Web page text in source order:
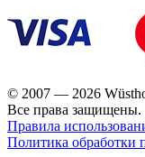
© 2007 — 2026
Все права защищены.
Правила
Политика обработки